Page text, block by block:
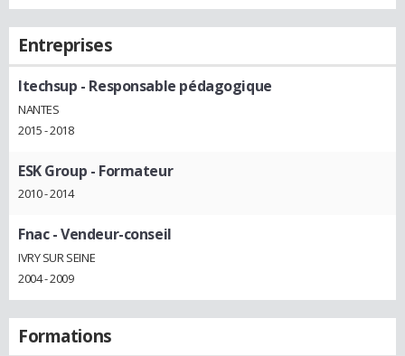
Entreprises
Itechsup - Responsable pédagogique
NANTES
2015 - 2018
ESK Group - Formateur
2010 - 2014
Fnac- Vendeur-conseil
IVRY SUR SEINE
2004 - 2009
Formations